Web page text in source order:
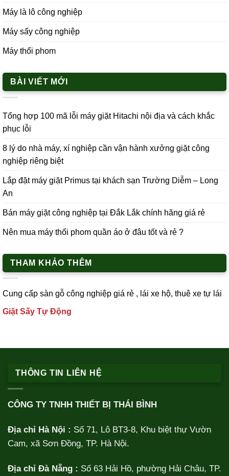
Máy là lô công nghiệp
Máy sấy công nghiệp
Máy thổi phom
BÀI VIẾT MỚI
Tổng hợp 100 mã lỗi máy giặt Hitachi nội địa và cách khắc
phục lỗi
8 lý do nhà máy, xí nghiệp cần vận hành xưởng giặt công
nghiệp riêng biệt
Lắp đặt máy giặt Primus tại khách sạn Trường Diễm – Long
An
Bán máy giặt công nghiệp tại Đắk Lắk chính hãng giá rẻ
Nên mua máy thổi phom quần áo ở đâu tốt và rẻ ?
THAM KHẢO THÊM
Cung cấp sàn gỗ công nghiệp giá rẻ , lái xe hộ, thuê xe tự lái
Giặt Sấy Tự Động
THÔNG TIN LIÊN HỆ
CÔNG TY TNHH THIẾT BỊ THÁI BÌNH
Địa chỉ Hà Nội : Số 71, Lô BT3-8, Khu biệt thự Vườn
Cam, xã Sơn Đồng, TP. Hà Nội.
Địa chỉ Đà Nẵng : Số 63 Hải Hồ, phường Hải Châu, TP.